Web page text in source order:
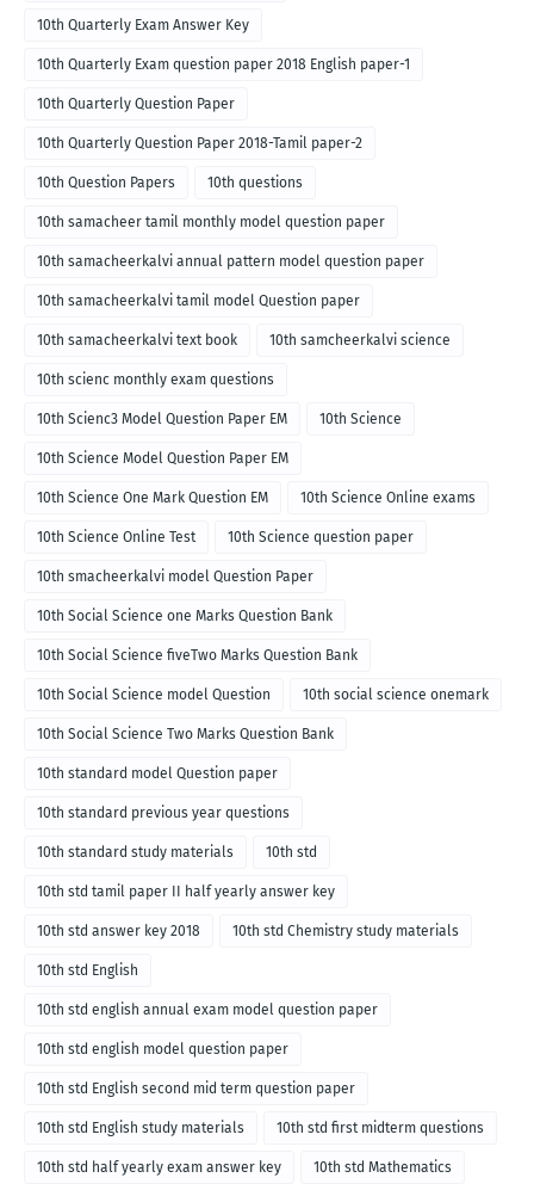
10th Quarterly Exam Answer Key
10th Quarterly Exam question paper 2018 English paper-1
10th Quarterly Question Paper
10th Quarterly Question Paper 2018-Tamil paper-2
10th Question Papers 10th questions
10th samacheer tamil monthly model question paper
10th samacheerkalvi annual pattern model question paper
10th samacheerkalvi tamil model Question paper
10th samacheerkalvi text book 10th samcheerkalvi science
10th scienc monthly exam questions
10th Scienc3 Model Question Paper EM 10th Science
10th Science Model Question Paper EM
10th Science One Mark Question EM 10th Science Online exams
10th Science Online Test 10th Science question paper
10th smacheerkalvi model Question Paper
10th Social Science one Marks Question Bank
10th Social Science fiveTwo Marks Question Bank
10th Social Science model Question 10th social science onemark
10th Social Science Two Marks Question Bank
10th standard model Question paper
10th standard previous year questions
10th standard study materials 10th std
10th std tamil paper II half yearly answer key
10th std answer key 2018 10th std Chemistry study materials
10th std English
10th std english annual exam model question paper
10th std english model question paper
10th std English second mid term question paper
10th std English study materials 10th std first midterm questions
10th std half yearly exam answer key 10th std Mathematics